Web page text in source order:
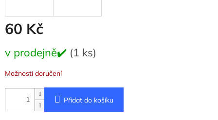
60 Kč
cena:
v prodejně✔️ (1 ks)
Možnosti doručení
Přidat do košíku